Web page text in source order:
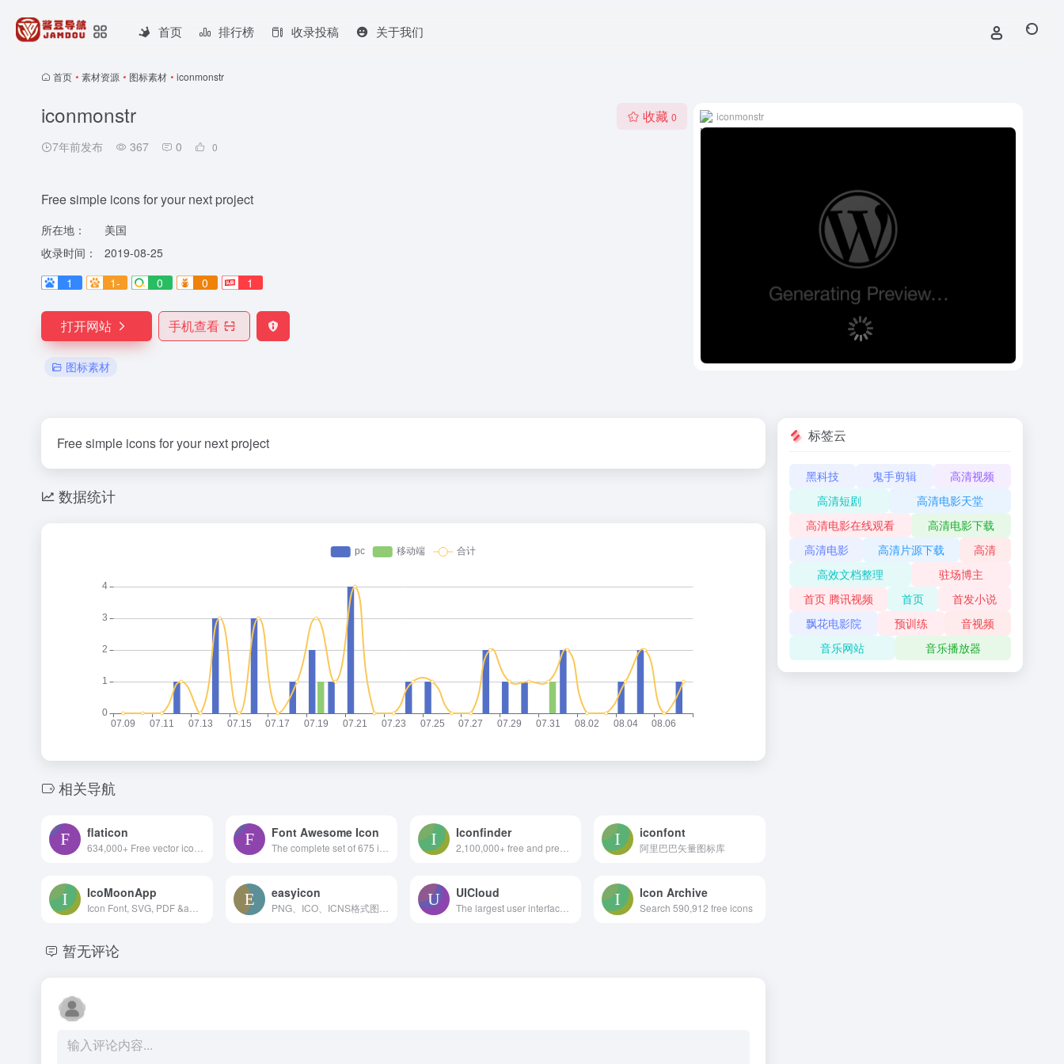
首页 排行榜 收录投稿 关于我们
首页 • 素材资源 • 图标素材 • iconmonstr
iconmonstr
7年前发布 367 0 0
收藏 0
Free simple icons for your next project
所在地：
美国
收录时间：
2019-08-25
1
1- 0 0 1
打开网站 手机查看
图标素材
iconmonstr
Free simple icons for your next project
数据统计
相关导航
flaticon Font Awesome Icon Iconfinder iconfont
阿里巴巴矢量图标库
IcoMoonApp easyicon UICloud
The largest user interface design database in the world.
Icon Archive
Search 590,912 free icons
暂无评论
标签云
黑科技 鬼手剪辑
高清视频
高清短剧
高清电影天堂
高清电影在线观看
高清电影下载
高清电影
高清片源下载
高清
高效文档整理
驻场博主
首页 腾讯视频
首页
首发小说
飘花电影院
预训练
音视频
音乐网站
音乐播放器